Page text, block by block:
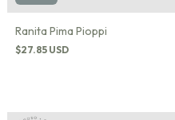
Ranita Pima Pioppi
$27.85 USD